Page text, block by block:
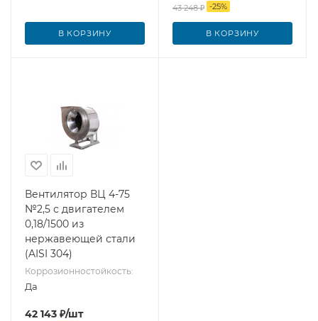
В КОРЗИНУ
43 248₽ -25%
В КОРЗИНУ
Вентилятор ВЦ 4-75
№2,5 с двигателем
0,18/1500 из
нержавеющей стали
(AISI 304)
Коррозионностойкость:
Да
42 143 ₽/шт